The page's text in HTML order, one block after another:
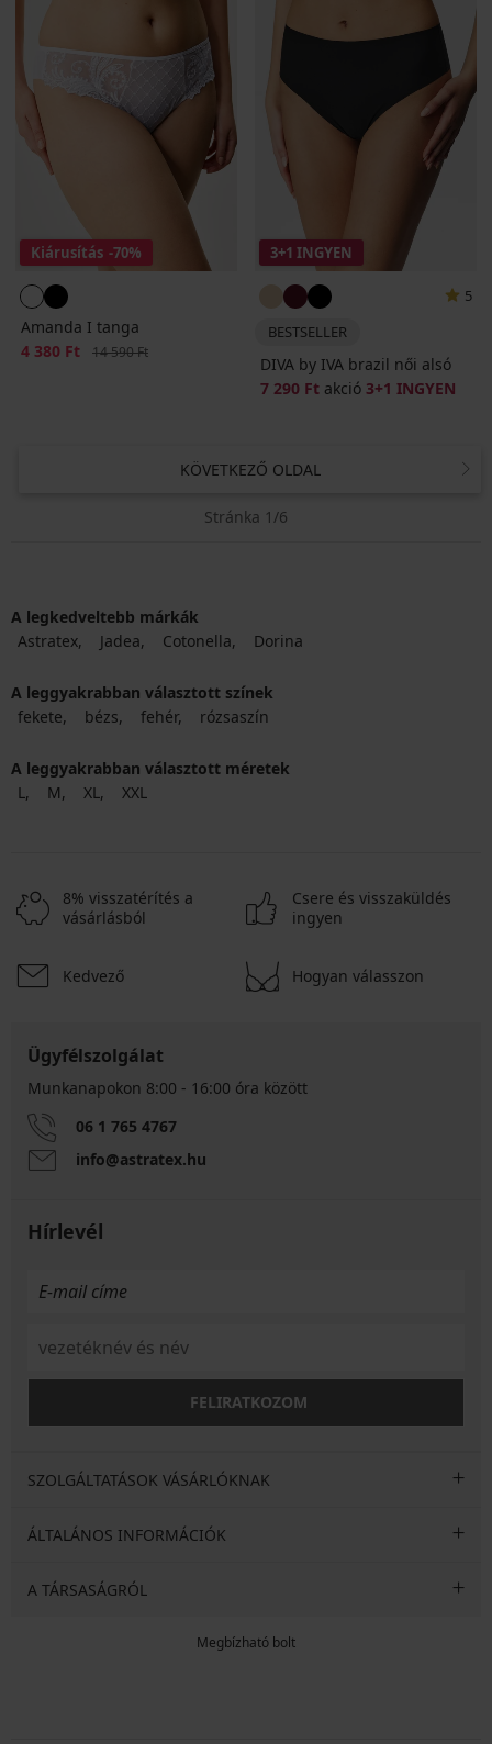
Kiárusítás -70%
Amanda I tanga
Kedvezmény
4 380 Ft Eredeti ár
14 590 Ft
3+1 INGYEN
5
BESTSELLER
DIVA by IVA brazil női alsó
7 290 Ft akció 3+1 INGYEN
KÖVETKEZŐ OLDAL
Stránka 1/6
A legkedveltebb márkák
Astratex
Jadea Cotonella Dorina
A leggyakrabban választott színek
fekete
bézs fehér rózsaszín
A leggyakrabban választott méretek
L
M XL XXL
8% visszatérítés a
vásárlásból
Csere és visszaküldés
ingyen
Kedvező Hogyan válasszon
Ügyfélszolgálat
Munkanapokon 8:00 - 16:00 óra között
06 1 765 4767
info@astratex.hu
Hírlevél
FELIRATKOZOM
SZOLGÁLTATÁSOK VÁSÁRLÓKNAK
ÁLTALÁNOS INFORMÁCIÓK
A TÁRSASÁGRÓL
Megbízható bolt